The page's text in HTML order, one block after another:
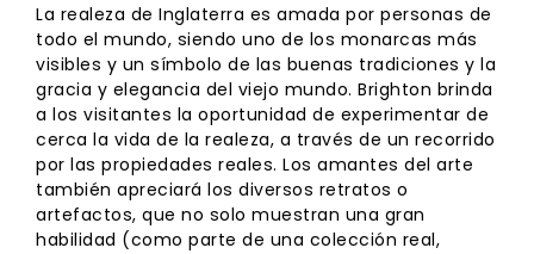
La realeza de Inglaterra es amada por personas de
todo el mundo, siendo uno de los monarcas más
visibles y un símbolo de las buenas tradiciones y la
gracia y elegancia del viejo mundo. Brighton brinda
a los visitantes la oportunidad de experimentar de
cerca la vida de la realeza, a través de un recorrido
por las propiedades reales. Los amantes del arte
también apreciará los diversos retratos o
artefactos, que no solo muestran una gran
habilidad (como parte de una colección real,